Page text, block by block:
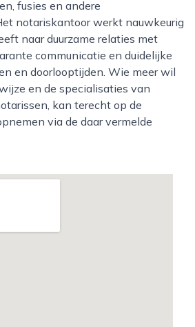
fusies en andere
notariskantoor werkt nauwkeurig
naar duurzame relaties met
communicatie en duidelijke
en doorlooptijden. Wie meer wil
en de specialisaties van
kan terecht op de
via de daar vermelde